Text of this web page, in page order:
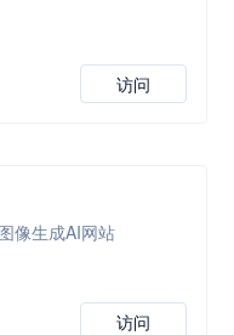
访问
像生成AI网站
访问